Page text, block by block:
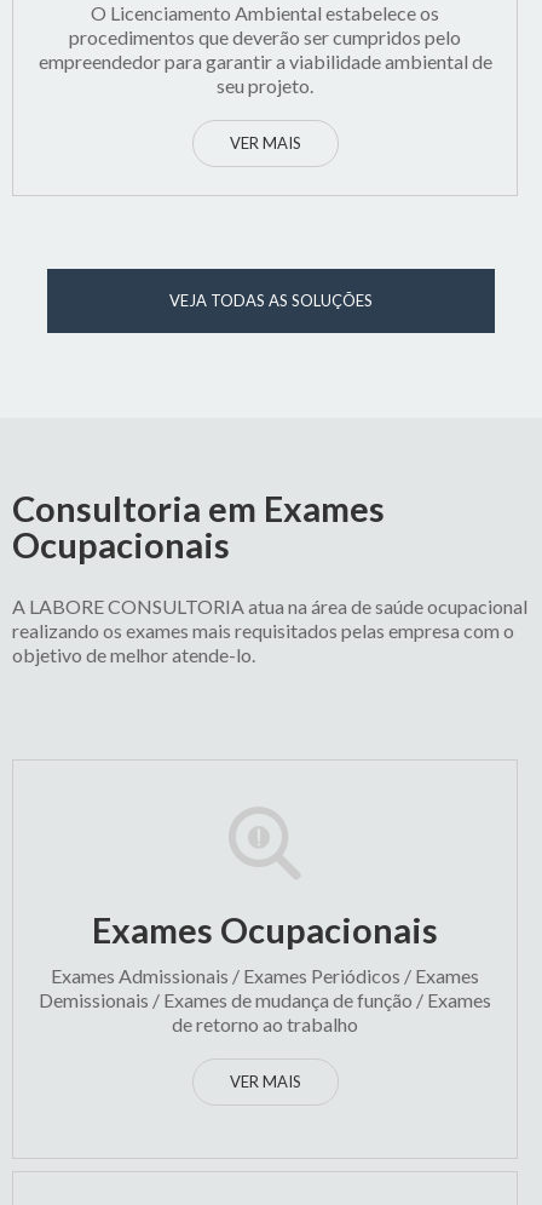
O Licenciamento Ambiental estabelece os
procedimentos que deverão ser cumpridos pelo
empreendedor para garantir a viabilidade ambiental de
seu projeto.
VER MAIS
VEJA TODAS AS SOLUÇÕES
Consultoria em Exames
Ocupacionais
A LABORE CONSULTORIA atua na área de saúde ocupacional
realizando os exames mais requisitados pelas empresa com o
objetivo de melhor atende-lo.
Exames Ocupacionais
Exames Admissionais / Exames Periódicos / Exames
Demissionais / Exames de mudança de função / Exames
de retorno ao trabalho
VER MAIS